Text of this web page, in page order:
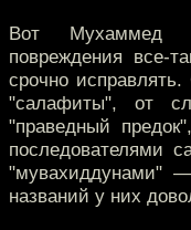
Вот Мухаммед
повреждения все-
срочно
"салафиты", от
"праведный
последователями
"мувахиддунами"
названий у них